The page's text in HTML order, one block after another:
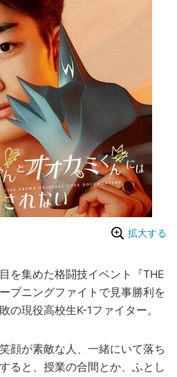
拡大する
を集めた格闘技イベント『THE
プニングファイトで見事勝利を
の現役高校生K-1ファイター。
笑顔が素敵な人、一緒にいて落ち
ると、授業の合間とか、ふとし